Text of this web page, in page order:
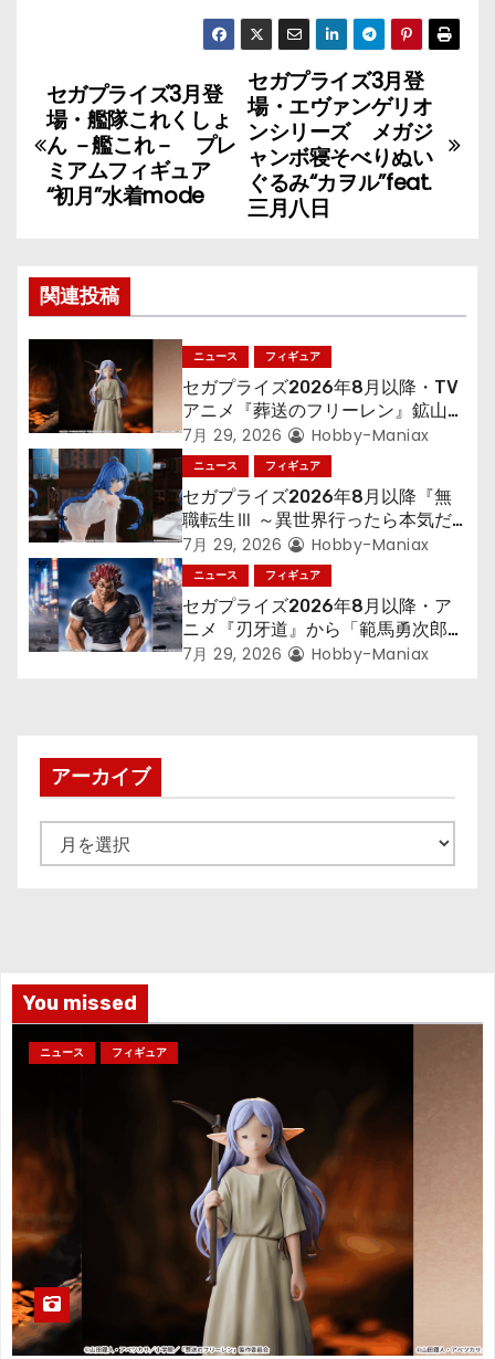
投
稿
ナ
ゲ
ー
シ
ョ
ン
セガプライズ3月登
場・エヴァンゲリオ
ンシリーズ メガジ
ャンボ寝そべりぬい
ぐるみ“カヲル”feat.
三月八日
セガプライズ3月登
場・艦隊これくしょ
ん －艦これ－ プレ
ミアムフィギュア
“初月”水着mode
関連投稿
ニュース フィギュア
セガプライズ2026年8月以降・TV
アニメ『葬送のフリーレン』鉱山で
300年働くことになっっちゃった
「フリーレン」を立体化！
7月 29, 2026 Hobby-Maniax
ニュース フィギュア
セガプライズ2026年8月以降『無
職転生Ⅲ ～異世界行ったら本気だ
す～』から「ロキシー」のフィギュ
アが登場！
7月 29, 2026 Hobby-Maniax
ニュース フィギュア
セガプライズ2026年8月以降・ア
ニメ『刃牙道』から「範馬勇次郎」
が登場ッッ!!
7月 29, 2026 Hobby-Maniax
アーカイブ
ー
You missed
ニュース フィギュア